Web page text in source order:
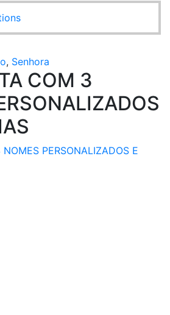
multiple
variants.
The
may
be
chosen
on
the
page
This
product
multiple
variants.
The
options
may
be
chosen
, Senhora
COM 3
PERSONALIZADOS E